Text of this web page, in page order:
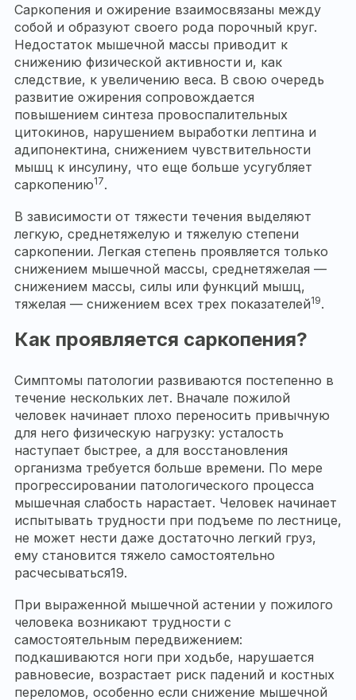
Саркопения и ожирение взаимосвязаны между
собой и образуют своего рода порочный круг.
Недостаток мышечной массы приводит к
снижению физической активности и, как
следствие, к увеличению веса. В свою очередь
развитие ожирения сопровождается
повышением синтеза провоспалительных
цитокинов, нарушением выработки лептина и
адипонектина, снижением чувствительности
мышц к инсулину, что еще больше усугубляет
саркопению17.
В зависимости от тяжести течения выделяют
легкую, среднетяжелую и тяжелую степени
саркопении. Легкая степень проявляется только
снижением мышечной массы, среднетяжелая —
снижением массы, силы или функций мышц,
тяжелая — снижением всех трех показателей19.
Как проявляется саркопения?
Симптомы патологии развиваются постепенно в
течение нескольких лет. Вначале пожилой
человек начинает плохо переносить привычную
для него физическую нагрузку: усталость
наступает быстрее, а для восстановления
организма требуется больше времени. По мере
прогрессировании патологического процесса
мышечная слабость нарастает. Человек начинает
испытывать трудности при подъеме по лестнице,
не может нести даже достаточно легкий груз,
ему становится тяжело самостоятельно
расчесываться19.
При выраженной мышечной астении у пожилого
человека возникают трудности с
самостоятельным передвижением:
подкашиваются ноги при ходьбе, нарушается
равновесие, возрастает риск падений и костных
переломов, особенно если снижение мышечной